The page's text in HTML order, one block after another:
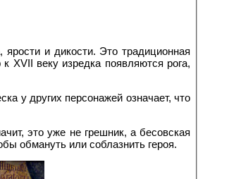
и дикости. Это традиционная
XVII веку изредка появляются рога,
у других персонажей означает, что
это уже не грешник, а бесовская
обмануть или соблазнить героя.